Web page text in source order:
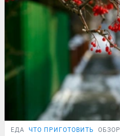
ЕДА ЧТО ПРИГОТОВИТЬ ОБЗОР